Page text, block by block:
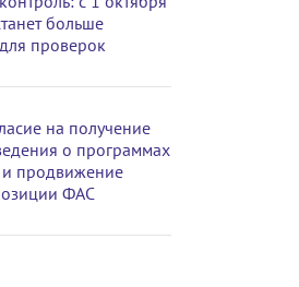
больше
проверок
на получение
о программах
и продвижение
ФАС